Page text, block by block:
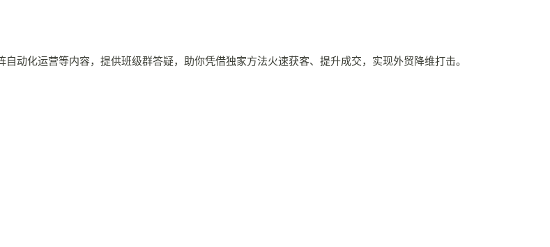
动化运营等内容，提供班级群答疑，助你凭借独家方法火速获客、提升成交，实现外贸降维打击。